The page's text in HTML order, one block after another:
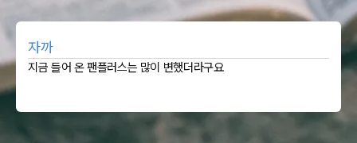
자까
지금 들어 온 팬플러스는 많이 변했더라구요